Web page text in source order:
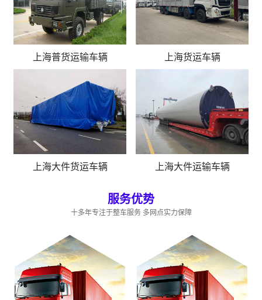
上海普货运输车辆 上海货运车辆
上海大件货运车辆 上海大件运输车辆
服务优势
十多年专注于整车服务 多网点实力保障